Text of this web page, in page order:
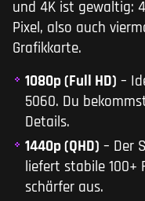
und 4K ist gewaltig:
Pixel, also auch
Grafikkarte.
1080p (Full HD) –
5060. Du
Details.
1440p (QHD) – Der
liefert stabile 100+
schärfer aus.